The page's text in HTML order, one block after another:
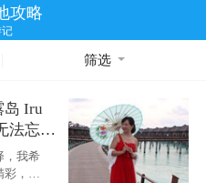
攻略
筛选
Iru
法忘却
，我希
彩，都